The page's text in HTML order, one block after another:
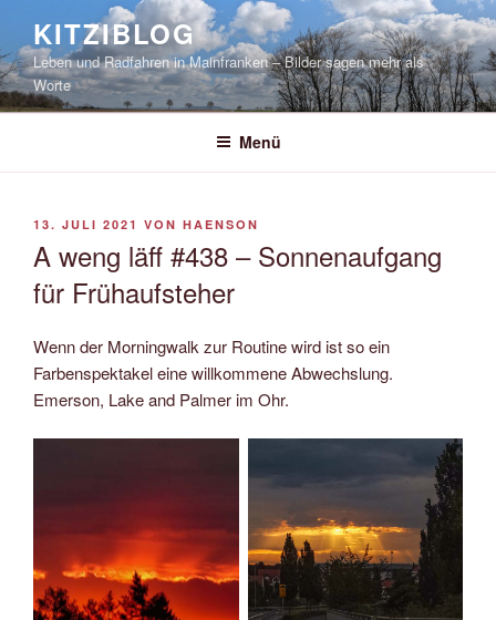
springen
KITZIBLOG
Leben und Radfahren in Mainfranken – Bilder sagen mehr als
Worte
Menü
VERÖFFENTLICHT
13. JULI 2021 VON HAENSON
A weng läff #438 – Sonnenaufgang
für Frühaufsteher
Wenn der Morningwalk zur Routine wird ist so ein
Farbenspektakel eine willkommene Abwechslung.
Emerson, Lake and Palmer im Ohr.